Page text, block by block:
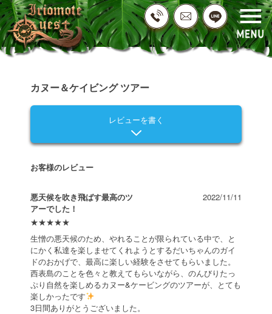
カヌー＆ケイビング ツアー
レビューを書く
お客様のレビュー
悪天候を吹き飛ばす最高のツ
アーでした！
2022/11/11
★★★★★
生憎の悪天候のため、やれることが限られている中で、と
にかく私達を楽しませてくれようとするだいちゃんのガイ
ドのおかげで、最高に楽しい経験をさせてもらいました。
西表島のことを色々と教えてもらいながら、のんびりたっ
ぷり自然を楽しめるカヌー&ケービングのツアーが、とても
楽しかったです
3日間ありがとうございました。